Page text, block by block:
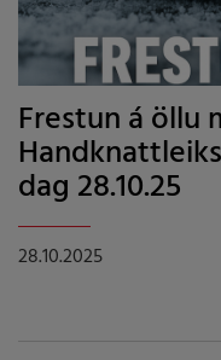
Frestun á öllu
dag 28.10.25
28.10.2025